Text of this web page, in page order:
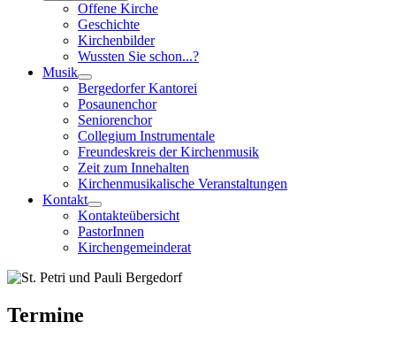
Offene Kirche
Geschichte
Kirchenbilder
Wussten Sie schon...?
Musik
Bergedorfer Kantorei
Posaunenchor
Seniorenchor
Collegium Instrumentale
Freundeskreis der Kirchenmusik
Zeit zum Innehalten
Kirchenmusikalische Veranstaltungen
Kontakt
Kontakteübersicht
PastorInnen
Kirchengemeinderat
Termine